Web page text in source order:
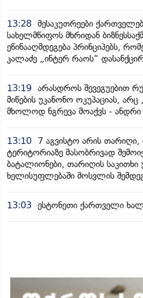
13:28 მესაკუთრეები
სახელმწიფოს მხრიდან
ეწინააღმდეგება პრინციპებს,
კალაძე „ინტერ რაოს“
13:19 არასდროს შევეგუებით
მიწების უკანონო ოკუპაციას,
მხოლოდ ნგრევა მოაქვს - ანდრი
13:10
7 აგვისტო არის
ტერიტორიაზე მასობრივად
ბატალიონები, თარიღის
ხელისუფლებაში მოსვლის
13:03 ესტონეთი ქართველი